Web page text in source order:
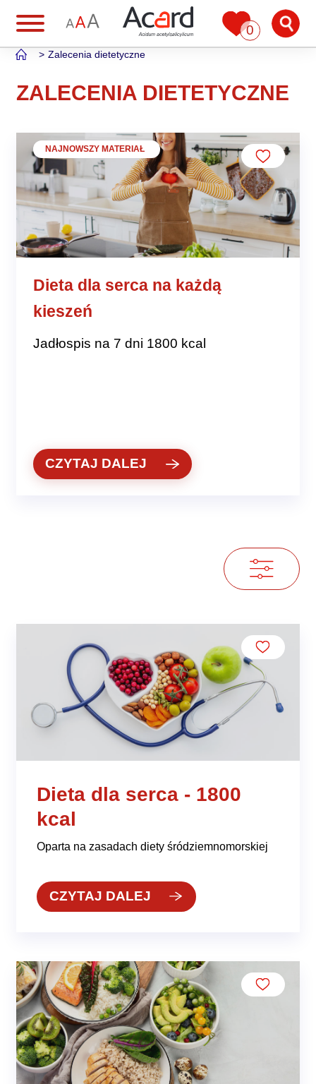
0
Zalecenia dietetyczne
ZALECENIA DIETETYCZNE
NAJNOWSZY MATERIAŁ
Dieta dla serca na każdą
kieszeń
Jadłospis na 7 dni 1800 kcal
CZYTAJ DALEJ
Dieta dla serca - 1800
kcal
Oparta na zasadach diety śródziemnomorskiej
CZYTAJ DALEJ